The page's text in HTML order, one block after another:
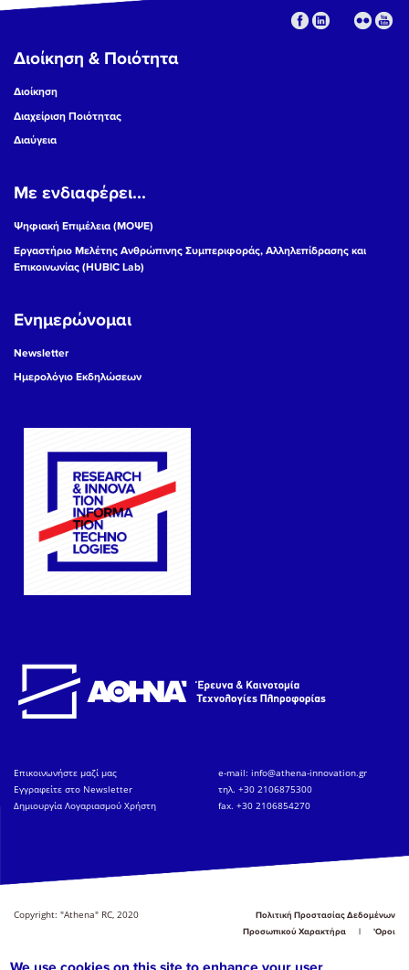
Διοίκηση & Ποιότητα
Διοίκηση
Διαχείριση Ποιότητας
Διαύγεια
Με ενδιαφέρει...
Ψηφιακή Επιμέλεια (ΜΟΨΕ)
Εργαστήριο Μελέτης Ανθρώπινης Συμπεριφοράς, Αλληλεπίδρασης και
Επικοινωνίας (HUBIC Lab)
Ενημερώνομαι
Newsletter
Ημερολόγιο Εκδηλώσεων
Eπικοινωνήστε μαζί μας
Εγγραφείτε στο Newsletter
Δημιουργία Λογαριασμού Χρήστη
e-mail: info@athena-innovation.gr
τηλ. +30 2106875300
fax. +30 2106854270
Copyright: "Athena" RC, 2020
Πολιτική Προστασίας Δεδομένων
Προσωπικού Χαρακτήρα
'Οροι